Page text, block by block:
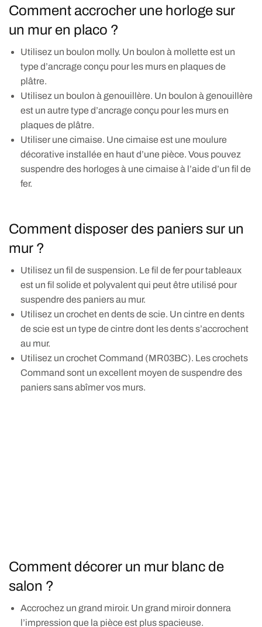
Comment accrocher une horloge sur
un mur en placo ?
Utilisez un boulon molly. Un boulon à mollette est un
type d’ancrage conçu pour les murs en plaques de
plâtre.
Utilisez un boulon à genouillère. Un boulon à genouillère
est un autre type d’ancrage conçu pour les murs en
plaques de plâtre.
Utiliser une cimaise. Une cimaise est une moulure
décorative installée en haut d’une pièce. Vous pouvez
suspendre des horloges à une cimaise à l’aide d’un fil de
fer.
Comment disposer des paniers sur un
mur ?
Utilisez un fil de suspension. Le fil de fer pour tableaux
est un fil solide et polyvalent qui peut être utilisé pour
suspendre des paniers au mur.
Utilisez un crochet en dents de scie. Un cintre en dents
de scie est un type de cintre dont les dents s’accrochent
au mur.
Utilisez un crochet Command (MR03BC). Les crochets
Command sont un excellent moyen de suspendre des
paniers sans abîmer vos murs.
Comment décorer un mur blanc de
salon ?
Accrochez un grand miroir. Un grand miroir donnera
l’impression que la pièce est plus spacieuse.